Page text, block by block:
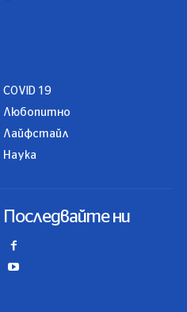
COVID 19
Любопитно
Лайфстайл
Наука
Последвайте ни